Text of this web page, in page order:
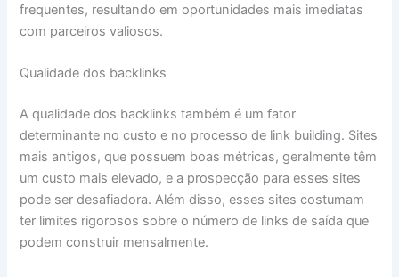
frequentes, resultando em oportunidades mais imediatas
com parceiros valiosos.
Qualidade dos backlinks
A qualidade dos backlinks também é um fator
determinante no custo e no processo de link building. Sites
mais antigos, que possuem boas métricas, geralmente têm
um custo mais elevado, e a prospecção para esses sites
pode ser desafiadora. Além disso, esses sites costumam
ter limites rigorosos sobre o número de links de saída que
podem construir mensalmente.